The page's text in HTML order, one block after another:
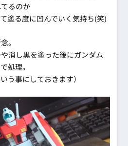
るのか
塗る度に凹んでいく気持ち(笑)
。
消し黒を塗った後にガンダム
処理。
う事にしておきます）